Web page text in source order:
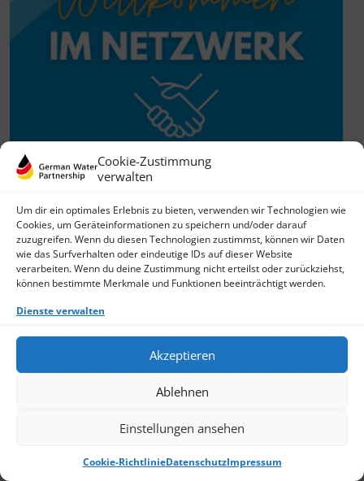
Cookie-Zustimmung
verwalten
Um dir ein optimales Erlebnis zu bieten, verwenden wir Technologien wie
Cookies, um Geräteinformationen zu speichern und/oder darauf
zuzugreifen. Wenn du diesen Technologien zustimmst, können wir Daten
wie das Surfverhalten oder eindeutige IDs auf dieser Website
verarbeiten. Wenn du deine Zustimmung nicht erteilst oder zurückziehst,
können bestimmte Merkmale und Funktionen beeinträchtigt werden.
Dienste verwalten
Akzeptieren
Ablehnen
Einstellungen ansehen
Cookie-RichtlinieDatenschutzImpressum
Willkommen im Netzwerk
26.11.2025
GWP freut sich über Neuzuwachs: Die SKion Water GmbH
bereichert das Netzwerk als Technologie- und
Lösungsanbieter sowie Anlagenbauer im Bereich
› Weiterlesen